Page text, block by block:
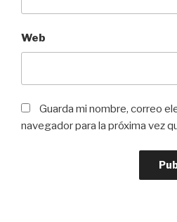
Web
Guarda mi nombre, correo
navegador para la próxima vez